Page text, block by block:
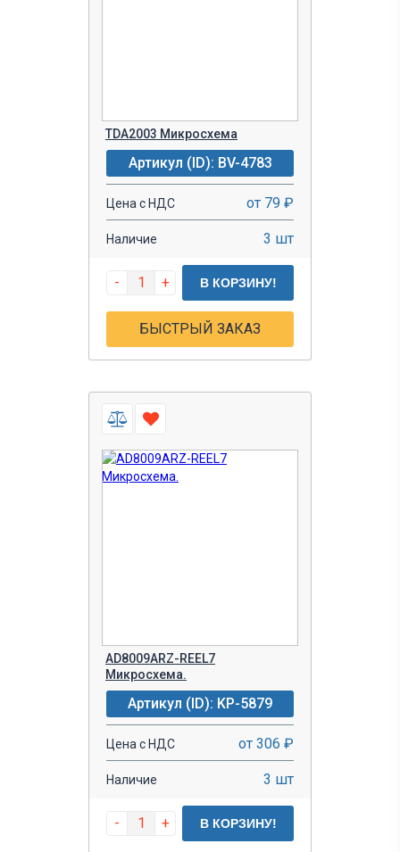
TDA2003 Микросхема
Артикул (ID): BV-4783
Цена с НДС от 79 ₽
Наличие 3 шт
- + В КОРЗИНУ!
БЫСТРЫЙ ЗАКАЗ
AD8009ARZ-REEL7
Микросхема.
Артикул (ID): KP-5879
Цена с НДС от 306 ₽
Наличие 3 шт
- + В КОРЗИНУ!